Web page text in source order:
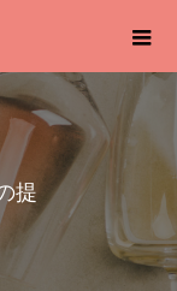
店 舗様